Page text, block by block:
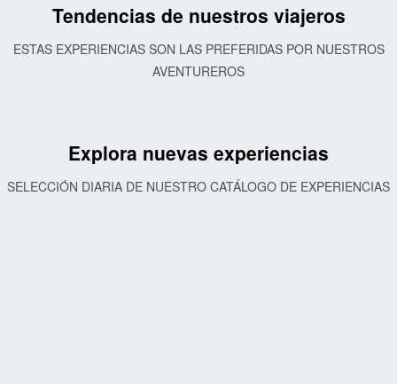
Tendencias de nuestros viajeros
ESTAS EXPERIENCIAS SON LAS PREFERIDAS POR NUESTROS
AVENTUREROS
Explora nuevas experiencias
SELECCIÓN DIARIA DE NUESTRO CATÁLOGO DE EXPERIENCIAS